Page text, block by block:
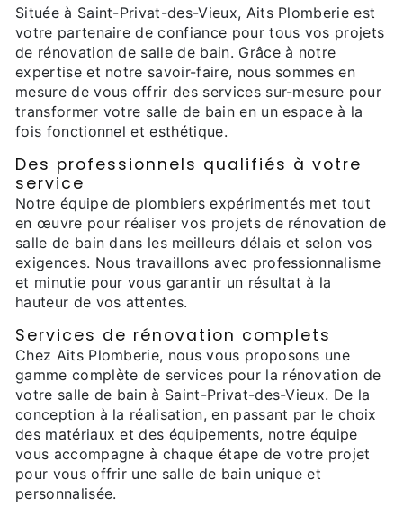
Située à Saint-Privat-des-Vieux, Aits Plomberie est
votre partenaire de confiance pour tous vos projets
de rénovation de salle de bain. Grâce à notre
expertise et notre savoir-faire, nous sommes en
mesure de vous offrir des services sur-mesure pour
transformer votre salle de bain en un espace à la
fois fonctionnel et esthétique.
Des professionnels qualifiés à votre
service
Notre équipe de plombiers expérimentés met tout
en œuvre pour réaliser vos projets de rénovation de
salle de bain dans les meilleurs délais et selon vos
exigences. Nous travaillons avec professionnalisme
et minutie pour vous garantir un résultat à la
hauteur de vos attentes.
Services de rénovation complets
Chez Aits Plomberie, nous vous proposons une
gamme complète de services pour la rénovation de
votre salle de bain à Saint-Privat-des-Vieux. De la
conception à la réalisation, en passant par le choix
des matériaux et des équipements, notre équipe
vous accompagne à chaque étape de votre projet
pour vous offrir une salle de bain unique et
personnalisée.